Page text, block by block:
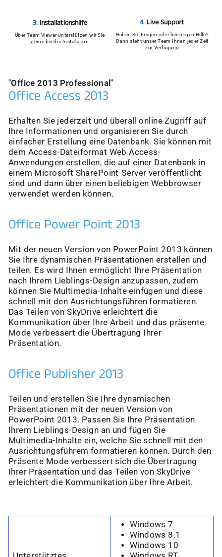
3. Installationshilfe
Über Team Viewer unterstützen wir Sie
gerne bei der Installation
4. Live Support
Haben Sie Fragen oder benötigen Hilfe?
Dann steht unser Team Ihnen jeder Zeit
zur Verfügung
"Office 2013 Professional"
Office Access 2013
Erhalten Sie jederzeit und überall online Zugriff auf
Ihre Informationen und organisieren Sie durch
einfacher Erstellung eine Datenbank. Sie können mit
dem Access-Dateiformat Web Access-
Anwendungen erstellen, die auf einer Datenbank in
einem Microsoft SharePoint-Server veröffentlicht
sind und dann über einen beliebigen Webbrowser
verwendet werden können.
Office Power Point 2013
Mit der neuen Version von PowerPoint 2013 können
Sie Ihre dynamischen Präsentationen erstellen und
teilen. Es wird Ihnen ermöglicht Ihre Präsentation
nach Ihrem Lieblings-Design anzupassen, zudem
können Sie Multimedia-Inhalte einfügen und diese
schnell mit den Ausrichtungsführen formatieren.
Das Teilen von SkyDrive erleichtert die
Kommunikation über Ihre Arbeit und das präsente
Mode verbessert die Übertragung Ihrer
Präsentation.
Office Publisher 2013
Teilen und erstellen Sie Ihre dynamischen
Präsentationen mit der neuen Version von
PowerPoint 2013. Passen Sie Ihre Präsentation
Ihrem Lieblings-Design an und fügen Sie
Multimedia-Inhalte ein, welche Sie schnell mit den
Ausrichtungsführem formatieren können. Durch den
Präsente Mode verbessert sich die Übertragung
Ihrer Präsentation und das Teilen von SkyDrive
erleichtert die Kommunikation über Ihre Arbeit.
Windows 7
Windows 8.1
Windows 10